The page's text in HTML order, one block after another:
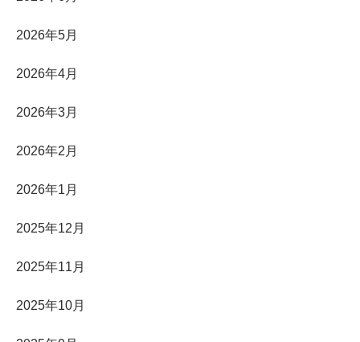
2026年5月
2026年4月
2026年3月
2026年2月
2026年1月
2025年12月
2025年11月
2025年10月